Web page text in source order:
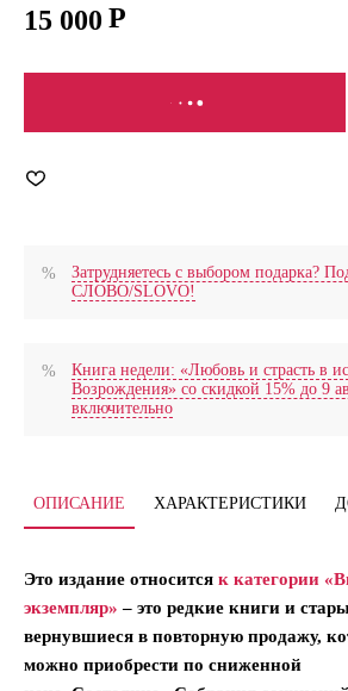
15 000
СООБЩИТЬ О ПОСТУПЛЕНИИ
Затрудняетесь с выбором подарка?
СЛОВО/SLOVO!
Книга недели: «Любовь и страсть в
Возрождения» со скидкой 15% до 9
включительно
ОПИСАНИЕ ХАРАКТЕРИСТИКИ
Это издание относится к категории
экземпляр» – это редкие книги и
вернувшиеся в повторную продажу,
можно приобрести по сниженной